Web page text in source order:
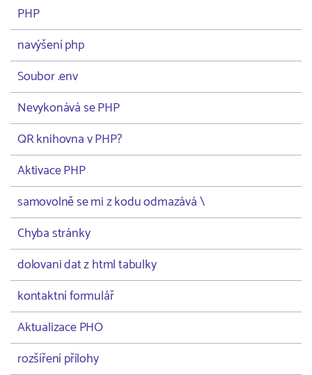
PHP
navýšení php
Soubor .env
Nevykonává se PHP
QR knihovna v PHP?
Aktivace PHP
samovolně se mi z kodu odmazává \
Chyba stránky
dolovani dat z html tabulky
kontaktní formulář
Aktualizace PHO
rozšíření přílohy